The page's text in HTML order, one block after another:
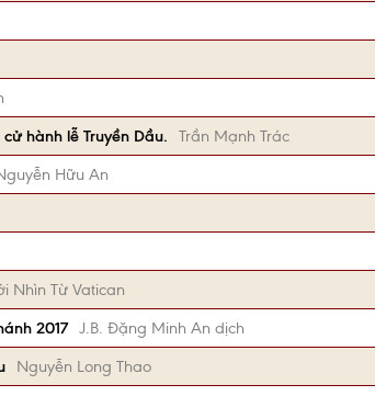
hành lễ Truyền Dầu.
Trần Mạnh Trác
Hữu An
Nhìn Từ Vatican
2017 J.B. Đặng Minh An dịch
Nguyễn Long Thao